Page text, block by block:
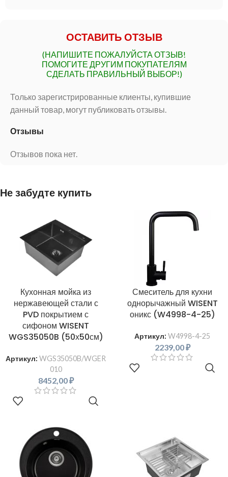
ОСТАВИТЬ ОТЗЫВ
(НАПИШИТЕ ПОЖАЛУЙСТА ОТЗЫВ!
ПОМОГИТЕ ДРУГИМ ПОКУПАТЕЛЯМ
СДЕЛАТЬ ПРАВИЛЬНЫЙ ВЫБОР!)
Отзывы
Отзывов пока нет.
Только зарегистрированные клиенты, купившие
данный товар, могут публиковать отзывы.
Не забудте купить
Кухонная мойка из
нержавеющей стали с
PVD покрытием с
сифоном WISENT
WGS35050B (50х50см)
Артикул: WGS35050B/WGER
010
8452,00₽
Смеситель для кухни
однорычажный WISENT
оникс (W4998-4-25)
Артикул: W4998-4-25
2239,00₽